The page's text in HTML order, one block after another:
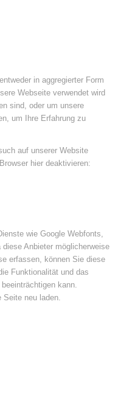
in aggregierter Form
Webseite verwendet wird
sind, oder um unsere
um Ihre Erfahrung zu
auf unserer Website
hier deaktivieren:
wie Google Webfonts,
Anbieter möglicherweise
erfassen, können Sie diese
Funktionalität und das
kann.
Seite neu laden.